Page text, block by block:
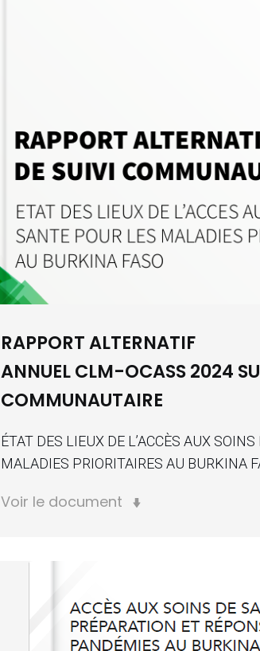
RAPPORT ALTERNATIF
ANNUEL CLM-OCASS 2024
COMMUNAUTAIRE
ÉTAT DES LIEUX DE L’ACCÈS AUX
MALADIES PRIORITAIRES AU BURKINA
Voir le document